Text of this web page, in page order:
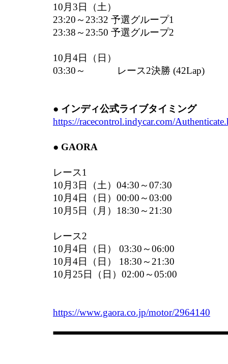
10月3日（土）
23:20～23:32 予選グループ1
23:38～23:50 予選グループ2
10月4日（日）
03:30～ レース2決勝 (42Lap)
● インディ公式ライブタイミング
https://racecontrol.indycar.com/
● GAORA
レース1
10月3日（土）04:30～07:30
10月4日（日）00:00～03:00
10月5日（月）18:30～21:30
レース2
10月4日（日） 03:30～06:00
10月4日（日） 18:30～21:30
10月25日（日）02:00～05:00
https://www.gaora.co.jp/motor/2964140